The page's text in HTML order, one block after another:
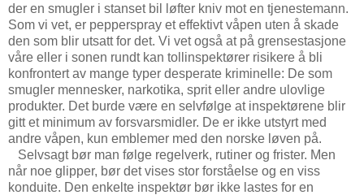
der en smugler i stanset bil løfter kniv mot en tjenestemann.
Som vi vet, er pepperspray et effektivt våpen uten å skade
den som blir utsatt for det. Vi vet også at på grensestasjone
våre eller i sonen rundt kan tollinspektører risikere å bli
konfrontert av mange typer desperate kriminelle: De som
smugler mennesker, narkotika, sprit eller andre ulovlige
produkter. Det burde være en selvfølge at inspektørene blir
gitt et minimum av forsvarsmidler. De er ikke utstyrt med
andre våpen, kun emblemer med den norske løven på.
Selvsagt bør man følge regelverk, rutiner og frister. Men
når noe glipper, bør det vises stor forståelse og en viss
konduite. Den enkelte inspektør bør ikke lastes for en